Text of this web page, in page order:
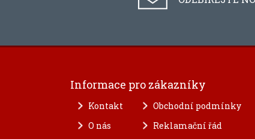
Informace pro zákazníky
Kontakt
O nás
Obchodní podmínky
Reklamační řád